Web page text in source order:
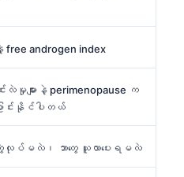
နဲ့ free androgen index
ာင်းလဲမှုများနဲ့ perimenopause က
င်းနိုင်ပါတယ်
လုပ်မလဲ၊ ဘာတွေ ယူလာပေးရမလဲ